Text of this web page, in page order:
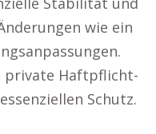
wie ein
private Haftpflicht-
Schutz.